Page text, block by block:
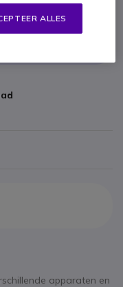
apparaten en
ALLES